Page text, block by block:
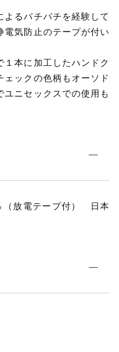
るパチパチを経験して
電気防止のテープが付い
１本に加工したハンドク
ックの色柄もオーソド
ユニセックスでの使用も
（放電テープ付） 日本